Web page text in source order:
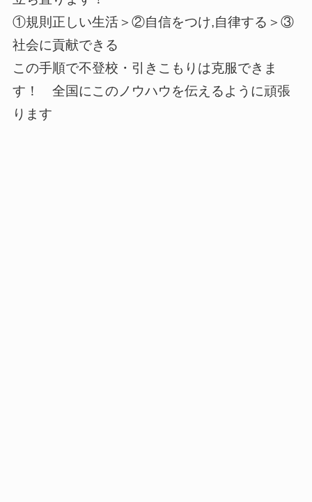
①規則正しい生活＞②自信をつけ,自律する＞③
社会に貢献できる
この手順で不登校・引きこもりは克服できま
す！ 全国にこのノウハウを伝えるように頑張
ります